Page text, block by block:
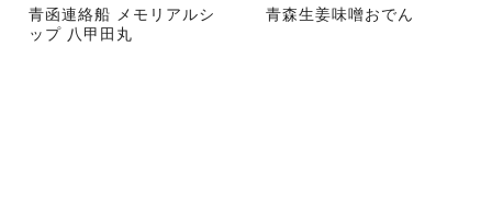
青函連絡船 メモリアルシ
ップ 八甲田丸
青森生姜味噌おでん